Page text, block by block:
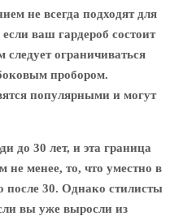
не всегда подходят для
ваш гардероб состоит
следует ограничиваться
пробором.
популярными и могут
до 30 лет, и эта граница
не менее, то, что уместно в
после 30. Однако стилисты
вы уже выросли из